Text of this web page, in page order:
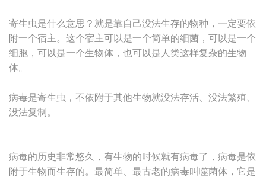
寄生虫是什么意思？就是靠自己没法生存的物种，一定要依
附一个宿主。这个宿主可以是一个简单的细菌，可以是一个
细胞，可以是一个生物体，也可以是人类这样复杂的生物
体。
病毒是寄生虫，不依附于其他生物就没法存活、没法繁殖、
没法复制。
病毒的历史非常悠久，有生物的时候就有病毒了，病毒是依
附于生物而生存的。最简单、最古老的病毒叫噬菌体，它是